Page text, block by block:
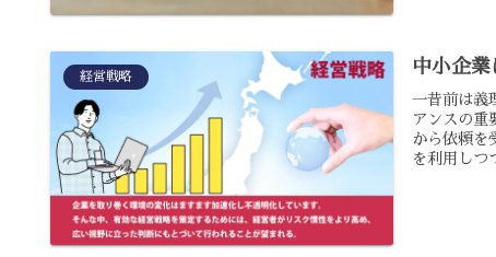
経営戦略 中小企
一昔前は義
アンスの重
から依頼を
を利用しつ